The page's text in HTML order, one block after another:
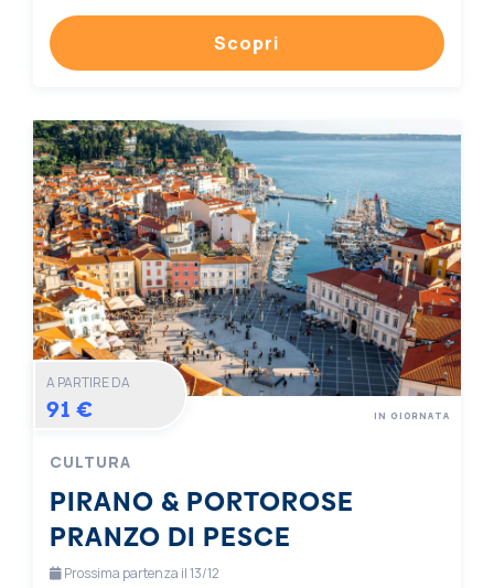
Scopri
A PARTIRE DA
91 €
CULTURA
PIRANO & PORTOROSE
PRANZO DI PESCE
IN GIORNATA
Prossima partenza il 13/12